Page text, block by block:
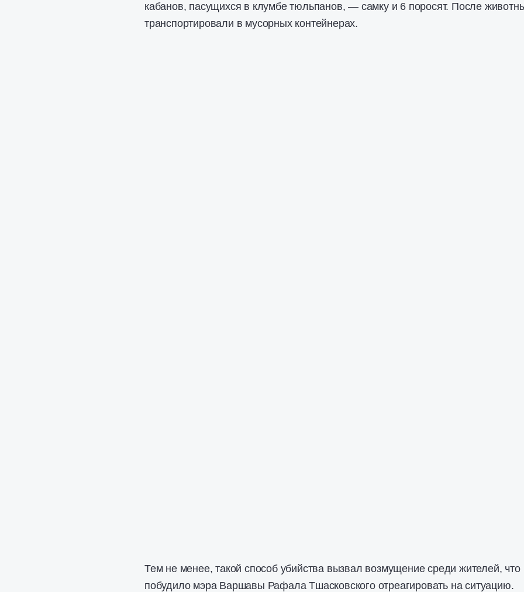
кабанов, пасущихся в клумбе тюльпанов, — самку и 6 поросят. После
транспортировали в мусорных контейнерах.
Тем не менее, такой способ убийства вызвал возмущение среди жителей, что
побудило мэра Варшавы Рафала Тшасковского отреагировать на ситуацию.